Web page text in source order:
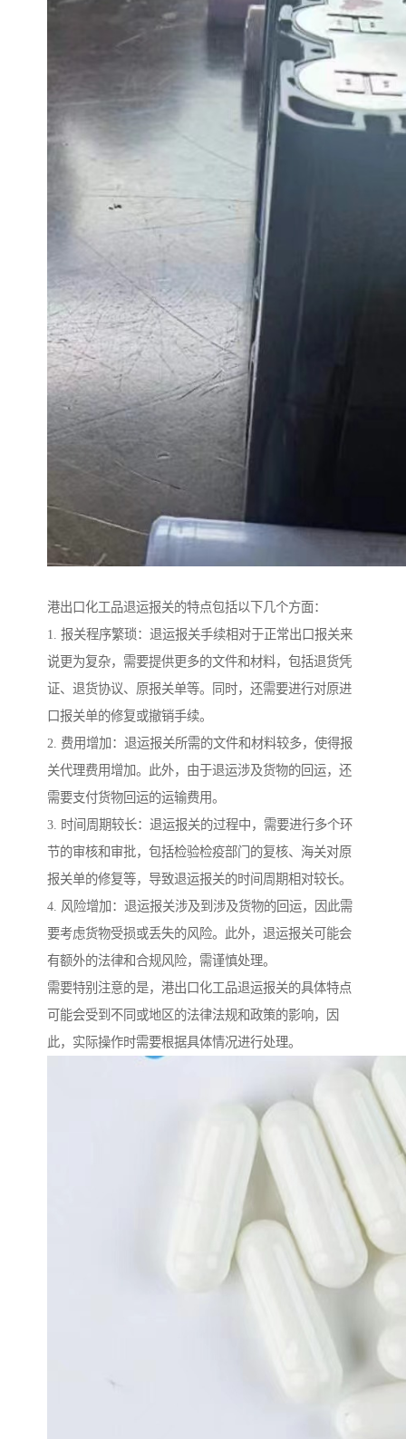
港出口化工品退运报关的特点包括以下几个方面：
1. 报关程序繁琐：退运报关手续相对于正常出口报关来
说更为复杂，需要提供更多的文件和材料，包括退货凭
证、退货协议、原报关单等。同时，还需要进行对原进
口报关单的修复或撤销手续。
2. 费用增加：退运报关所需的文件和材料较多，使得报
关代理费用增加。此外，由于退运涉及货物的回运，还
需要支付货物回运的运输费用。
3. 时间周期较长：退运报关的过程中，需要进行多个环
节的审核和审批，包括检验检疫部门的复核、海关对原
报关单的修复等，导致退运报关的时间周期相对较长。
4. 风险增加：退运报关涉及到涉及货物的回运，因此需
要考虑货物受损或丢失的风险。此外，退运报关可能会
有额外的法律和合规风险，需谨慎处理。
需要特别注意的是，港出口化工品退运报关的具体特点
可能会受到不同或地区的法律法规和政策的影响，因
此，实际操作时需要根据具体情况进行处理。